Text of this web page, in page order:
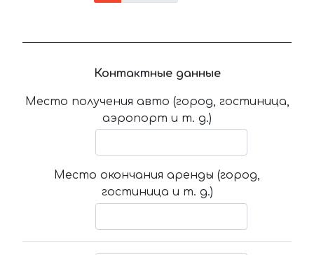
Контактные данные
Место получения авто (город, гостиница,
аэропорт и т. д.)
Место окончания аренды (город,
гостиница и т. д.)